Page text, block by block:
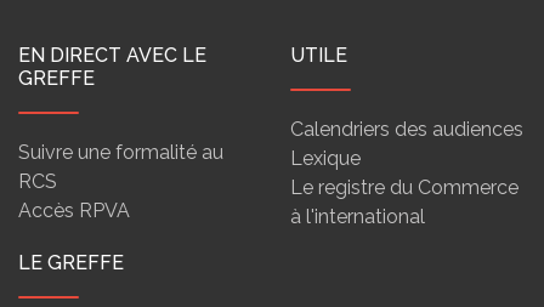
EN DIRECT AVEC LE
GREFFE
Suivre une formalité au
RCS
Accès RPVA
UTILE
Calendriers des audiences
Lexique
Le registre du Commerce
à l'international
LE GREFFE